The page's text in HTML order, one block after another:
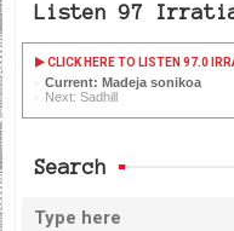
Listen 97
CLICK HERE TO LISTEN 97.0
Current: Madeja sonikoa
Next: Sadhill
Search